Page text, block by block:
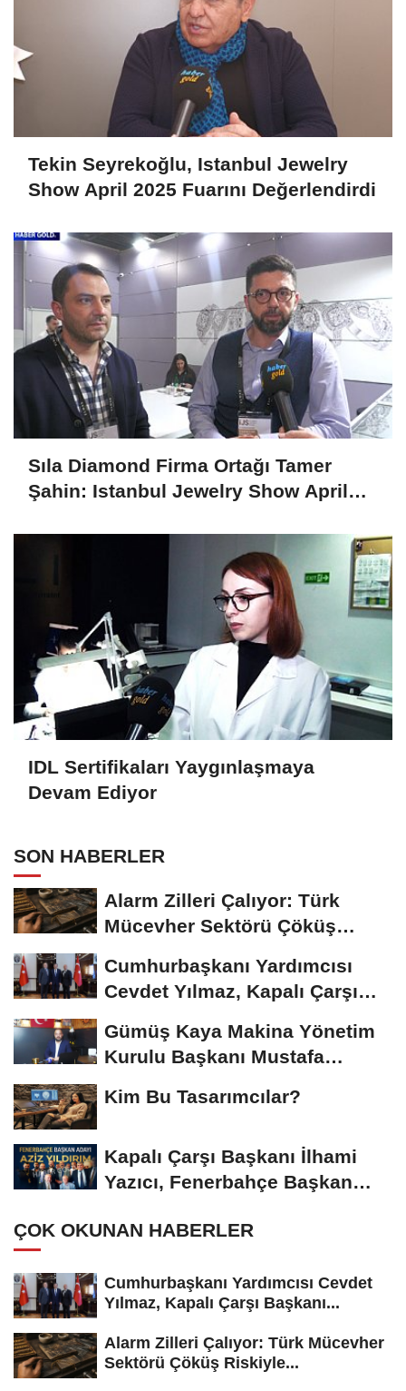
Tekin Seyrekoğlu, Istanbul Jewelry
Show April 2025 Fuarını Değerlendirdi
Sıla Diamond Firma Ortağı Tamer
Şahin: Istanbul Jewelry Show April
IDL Sertifikaları Yaygınlaşmaya
Devam Ediyor
SON HABERLER
Alarm Zilleri Çalıyor: Türk
Mücevher Sektörü Çöküş
Cumhurbaşkanı Yardımcısı
Cevdet Yılmaz, Kapalı Çarşı
Gümüş Kaya Makina Yönetim
Kurulu Başkanı Mustafa
Kim Bu Tasarımcılar?
Kapalı Çarşı Başkanı İlhami
Yazıcı, Fenerbahçe Başkan
ÇOK OKUNAN HABERLER
Cumhurbaşkanı Yardımcısı Cevdet
Yılmaz, Kapalı Çarşı Başkanı...
Alarm Zilleri Çalıyor: Türk Mücevher
Sektörü Çöküş Riskiyle...